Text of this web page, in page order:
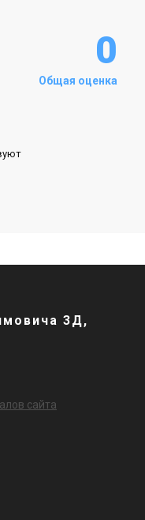
0
Общая оценка
3Д,
сайта